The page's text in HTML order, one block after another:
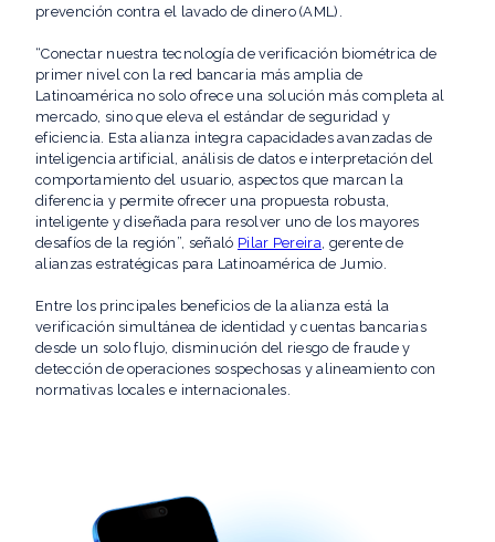
prevención contra el lavado de dinero (AML).
“Conectar nuestra tecnología de verificación biométrica de
primer nivel con la red bancaria más amplia de
Latinoamérica no solo ofrece una solución más completa al
mercado, sino que eleva el estándar de seguridad y
eficiencia. Esta alianza integra capacidades avanzadas de
inteligencia artificial, análisis de datos e interpretación del
comportamiento del usuario, aspectos que marcan la
diferencia y permite ofrecer una propuesta robusta,
inteligente y diseñada para resolver uno de los mayores
desafíos de la región”, señaló Pilar Pereira , gerente de
alianzas estratégicas para Latinoamérica de Jumio.
Entre los principales beneficios de la alianza está la
verificación simultánea de identidad y cuentas bancarias
desde un solo flujo, disminución del riesgo de fraude y
detección de operaciones sospechosas y alineamiento con
normativas locales e internacionales.